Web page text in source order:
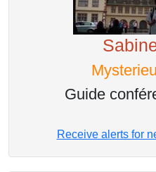
Guide
Receive alerts for